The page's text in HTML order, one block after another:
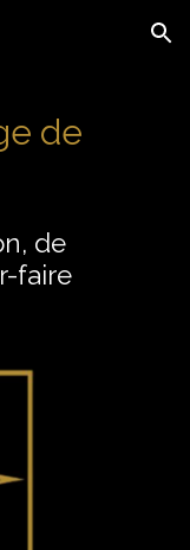
Skip to navigation
de
de
faire